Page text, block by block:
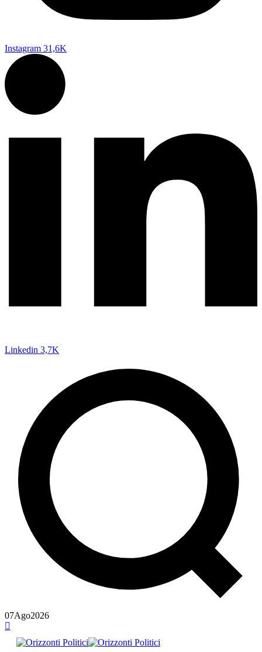
Instagram 31,6K
Linkedin 3,7K
07Ago2026